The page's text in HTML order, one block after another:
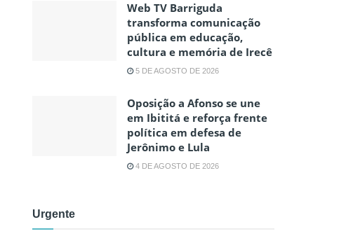
Web TV Barriguda
transforma comunicação
pública em educação,
cultura e memória de Irecê
5 DE AGOSTO DE 2026
Oposição a Afonso se une
em Ibititá e reforça frente
política em defesa de
Jerônimo e Lula
4 DE AGOSTO DE 2026
Urgente